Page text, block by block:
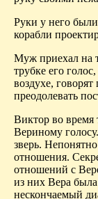
Руки у него
корабли
Муж приехал на
трубке его
воздухе,
преодолевать
Виктор во время
Вериному
зверь.
отношения.
отношений с
из них Вера
нескончаемый